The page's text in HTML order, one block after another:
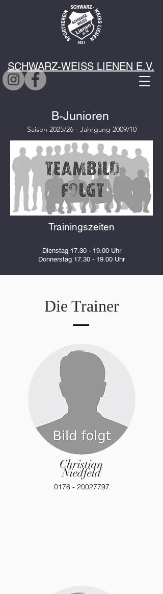
SCHWARZ-WEISS LIENEN E.V.
B-Junioren
Saison 2025/26 - Jahrgang 2009/10
Trainingszeiten
Dienstag 17.30 - 19.00Uhr
Donnerstag 17.30 - 19.00 Uhr
Die Trainer
Christian
Niedfeld
0176 - 20027797